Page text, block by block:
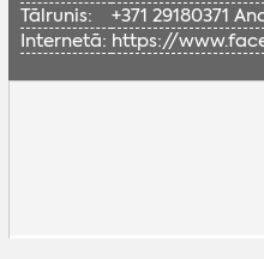
Tālrunis:
+371 29180371
Internetā: https://